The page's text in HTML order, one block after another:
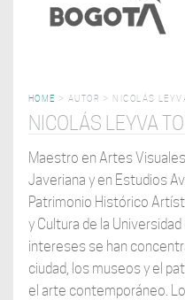
HOME > AUTOR > NICOLÁS
NICOLÁS LEYVA
Maestro en Artes
Javeriana y en Estudios
Patrimonio Histórico
y Cultura de la
intereses se han
ciudad, los museos y el
el arte contemporáneo.